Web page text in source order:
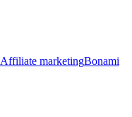
Affiliate marketingBonami